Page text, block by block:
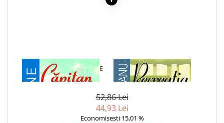
1 x CAPITAN LA 15 ANI DE
JULES VERNE
1 x RECREATIA MARE
52,86 Lei
44,93 Lei
Economisesti 15,01 %